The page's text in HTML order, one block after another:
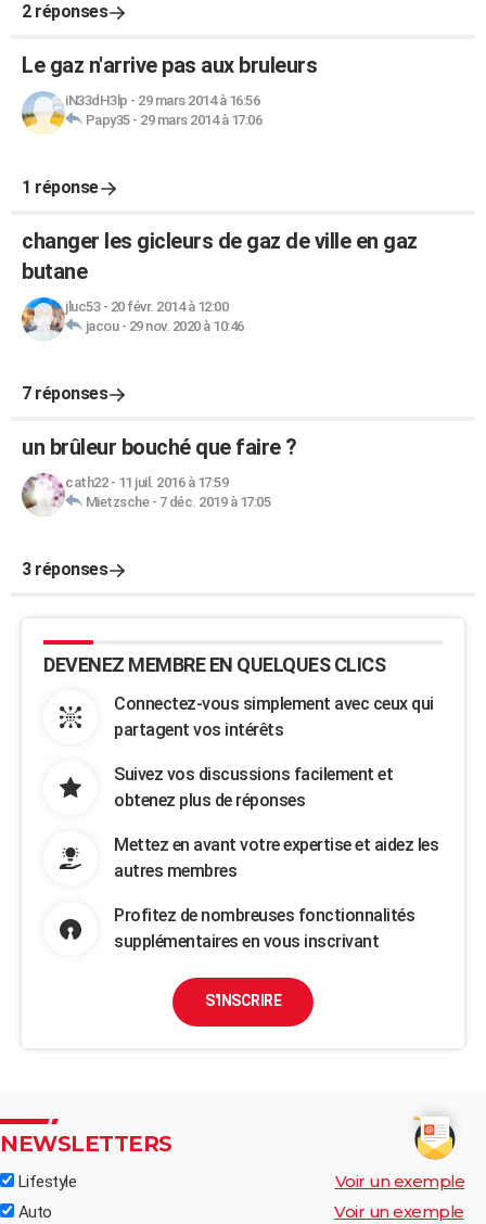
2 réponses
Le gaz n'arrive pas aux bruleurs
iN33dH3lp - 29 mars 2014 à 16:56
Papy35- 29 mars 2014 à 17:06
1 réponse
changer les gicleurs de gaz de ville en gaz
butane
jluc53- 20 févr. 2014 à 12:00
jacou- 29 nov. 2020 à 10:46
7 réponses
un brûleur bouché que faire ?
cath22- 11 juil. 2016 à 17:59
Mietzsche- 7 déc. 2019 à 17:05
3 réponses
DEVENEZ MEMBRE EN QUELQUES CLICS
Connectez-vous simplement avec ceux qui
partagent vos intérêts
Suivez vos discussions facilement et
obtenez plus de réponses
Mettez en avant votre expertise et aidez les
autres membres
Profitez de nombreuses fonctionnalités
supplémentaires en vous inscrivant
S'INSCRIRE
NEWSLETTERS
Lifestyle Voir un exemple
Auto Voir un exemple